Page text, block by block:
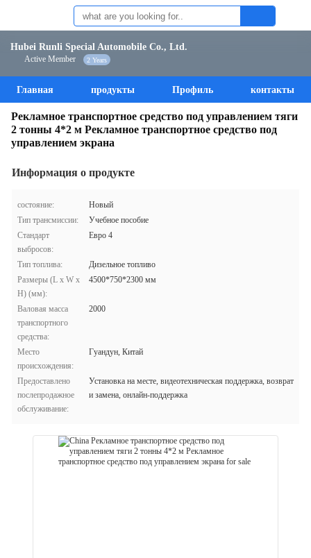
Hubei Runli Special Automobile Co., Ltd.
Active Member 2 Years
Главная продукты Профиль контакты
Рекламное транспортное средство под управлением тяги
2 тонны 4*2 м Рекламное транспортное средство под
управлением экрана
Информация о продукте
состояние:
Новый
Тип трансмиссии:
Учебное пособие
Стандарт
выбросов:
Евро 4
Тип топлива:
Дизельное топливо
Размеры (L x W x
H) (мм):
4500*750*2300 мм
Валовая масса
транспортного
средства:
2000
Место
происхождения:
Гуандун, Китай
Предоставлено
послепродажное
обслуживание:
Установка на месте, видеотехническая поддержка, возврат
и замена, онлайн-поддержка